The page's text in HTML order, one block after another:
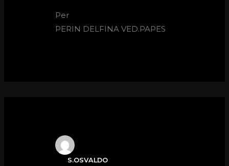
Per
PERIN DELFINA VED.PAPES
S.OSVALDO